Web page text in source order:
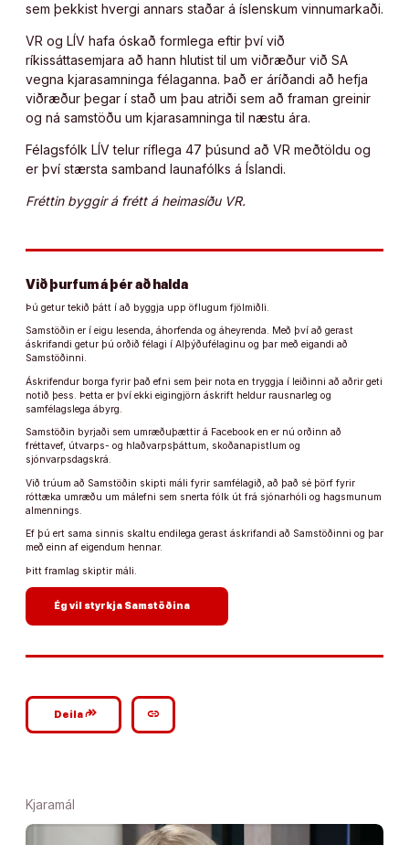
sem þekkist hvergi annars staðar á íslenskum vinnumarkaði.
VR og LÍV hafa óskað formlega eftir því við
ríkissáttasemjara að hann hlutist til um viðræður við SA
vegna kjarasamninga félaganna. Það er áríðandi að hefja
viðræður þegar í stað um þau atriði sem að framan greinir
og ná samstöðu um kjarasamninga til næstu ára.
Félagsfólk LÍV telur ríflega 47 þúsund að VR meðtöldu og
er því stærsta samband launafólks á Íslandi.
Fréttin byggir á frétt á heimasíðu VR.
Við þurfum á þér að halda
Þú getur tekið þátt í að byggja upp öflugum fjölmiðli.
Samstöðin er í eigu lesenda, áhorfenda og áheyrenda. Með því að gerast
áskrifandi getur þú orðið félagi í Alþýðufélaginu og þar með eigandi að
Samstöðinni.
Áskrifendur borga fyrir það efni sem þeir nota en tryggja í leiðinni að aðrir geti
notið þess. Þetta er því ekki eigingjörn áskrift heldur rausnarleg og
samfélagslega ábyrg.
Samstöðin byrjaði sem umræðuþættir á Facebook en er nú orðinn að
fréttavef, útvarps- og hlaðvarpsþáttum, skoðanapistlum og
sjónvarpsdagskrá.
Við trúum að Samstöðin skipti máli fyrir samfélagið, að það sé þörf fyrir
róttæka umræðu um málefni sem snerta fólk út frá sjónarhóli og hagsmunum
almennings.
Ef þú ert sama sinnis skaltu endilega gerast áskrifandi að Samstöðinni og þar
með einn af eigendum hennar.
Þitt framlag skiptir máli.
Ég vil styrkja Samstöðina
Deilagoogle_plus_reshare link
Kjaramál